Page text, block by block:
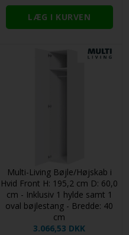
Multi-Living Bøjle/Højskab i
Hvid Front H: 195,2 cm D: 60,0
cm - Inklusiv 1 hylde samt 1
oval bøjlestang - Bredde: 40
cm
3.066,53 DKK